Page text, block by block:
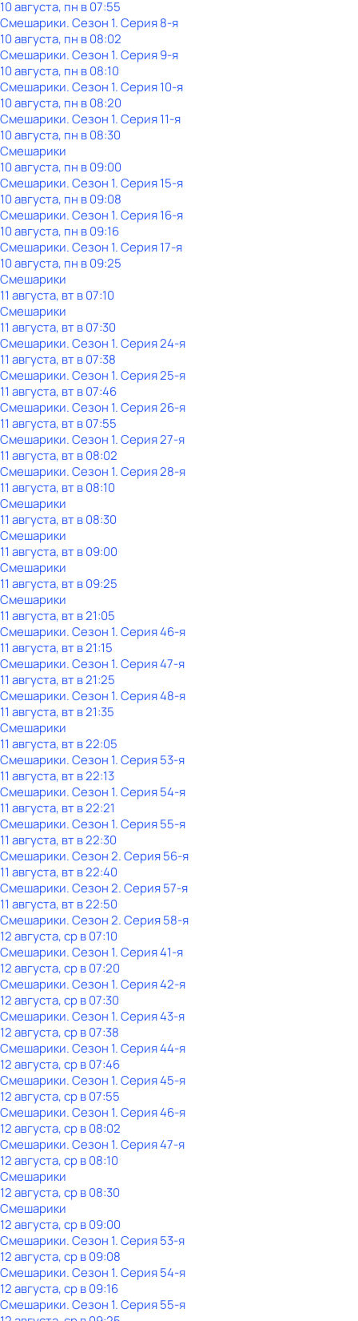
10 августа, пн в 07:55
Смешарики. Сезон 1. Серия 8-я
10 августа, пн в 08:02
Смешарики. Сезон 1. Серия 9-я
10 августа, пн в 08:10
Смешарики. Сезон 1. Серия 10-я
10 августа, пн в 08:20
Смешарики. Сезон 1. Серия 11-я
10 августа, пн в 08:30
Смешарики
10 августа, пн в 09:00
Смешарики. Сезон 1. Серия 15-я
10 августа, пн в 09:08
Смешарики. Сезон 1. Серия 16-я
10 августа, пн в 09:16
Смешарики. Сезон 1. Серия 17-я
10 августа, пн в 09:25
Смешарики
11 августа, вт в 07:10
Смешарики
11 августа, вт в 07:30
Смешарики. Сезон 1. Серия 24-я
11 августа, вт в 07:38
Смешарики. Сезон 1. Серия 25-я
11 августа, вт в 07:46
Смешарики. Сезон 1. Серия 26-я
11 августа, вт в 07:55
Смешарики. Сезон 1. Серия 27-я
11 августа, вт в 08:02
Смешарики. Сезон 1. Серия 28-я
11 августа, вт в 08:10
Смешарики
11 августа, вт в 08:30
Смешарики
11 августа, вт в 09:00
Смешарики
11 августа, вт в 09:25
Смешарики
11 августа, вт в 21:05
Смешарики. Сезон 1. Серия 46-я
11 августа, вт в 21:15
Смешарики. Сезон 1. Серия 47-я
11 августа, вт в 21:25
Смешарики. Сезон 1. Серия 48-я
11 августа, вт в 21:35
Смешарики
11 августа, вт в 22:05
Смешарики. Сезон 1. Серия 53-я
11 августа, вт в 22:13
Смешарики. Сезон 1. Серия 54-я
11 августа, вт в 22:21
Смешарики. Сезон 1. Серия 55-я
11 августа, вт в 22:30
Смешарики. Сезон 2. Серия 56-я
11 августа, вт в 22:40
Смешарики. Сезон 2. Серия 57-я
11 августа, вт в 22:50
Смешарики. Сезон 2. Серия 58-я
12 августа, ср в 07:10
Смешарики. Сезон 1. Серия 41-я
12 августа, ср в 07:20
Смешарики. Сезон 1. Серия 42-я
12 августа, ср в 07:30
Смешарики. Сезон 1. Серия 43-я
12 августа, ср в 07:38
Смешарики. Сезон 1. Серия 44-я
12 августа, ср в 07:46
Смешарики. Сезон 1. Серия 45-я
12 августа, ср в 07:55
Смешарики. Сезон 1. Серия 46-я
12 августа, ср в 08:02
Смешарики. Сезон 1. Серия 47-я
12 августа, ср в 08:10
Смешарики
12 августа, ср в 08:30
Смешарики
12 августа, ср в 09:00
Смешарики. Сезон 1. Серия 53-я
12 августа, ср в 09:08
Смешарики. Сезон 1. Серия 54-я
12 августа, ср в 09:16
Смешарики. Сезон 1. Серия 55-я